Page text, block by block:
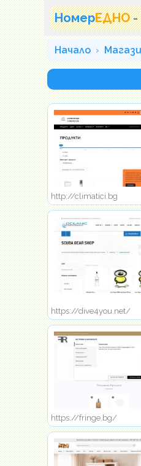
НомерЕДНО -
Начало
http://climatici.bg
https://dive4you.net/
https://fringe.bg/